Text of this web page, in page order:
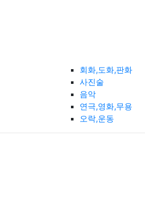
회화,도화,판화
사진술
음악
연극,영화,무용
오락,운동